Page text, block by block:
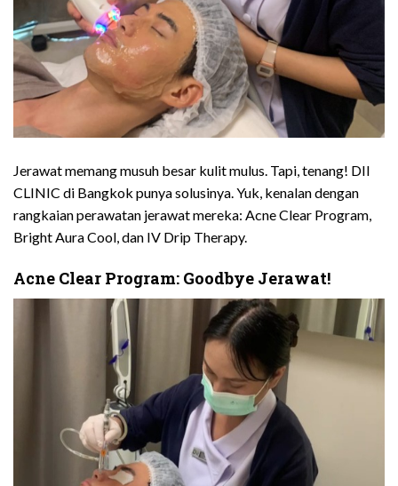
Jerawat memang musuh besar kulit mulus. Tapi, tenang! DII
CLINIC di Bangkok punya solusinya. Yuk, kenalan dengan
rangkaian perawatan jerawat mereka: Acne Clear Program,
Bright Aura Cool, dan IV Drip Therapy.
Acne Clear Program: Goodbye Jerawat!